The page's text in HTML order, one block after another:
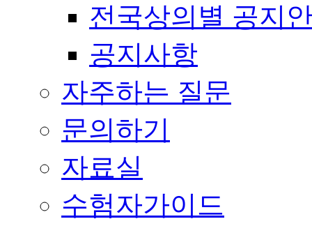
전국상의별 공지
공지사항
자주하는 질문
문의하기
자료실
수험자가이드